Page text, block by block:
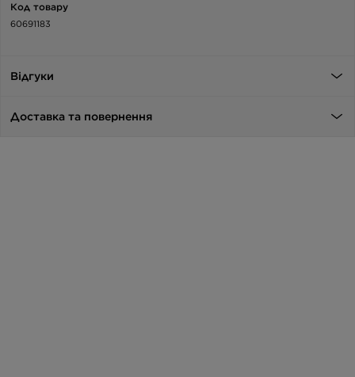
Код товару
60691183
Відгуки
Доставка та повернення